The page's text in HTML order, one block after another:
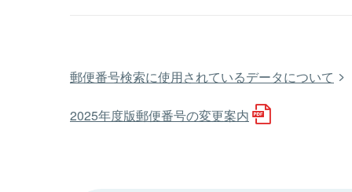
郵便番号検索に使用されているデータについて
2025年度版郵便番号の変更案内